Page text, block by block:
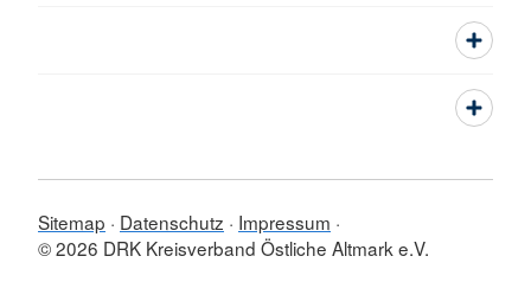
Sitemap Datenschutz
Impressum
© 2026 DRK Kreisverband Östliche Altmark e.V.